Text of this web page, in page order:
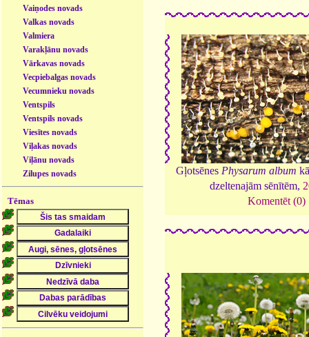
Vaiņodes novads
Valkas novads
Valmiera
Varakļānu novads
Vārkavas novads
Vecpiebalgas novads
Vecumnieku novads
Ventspils
Ventspils novads
Viesītes novads
Viļakas novads
Viļānu novads
Zilupes novads
Tēmas
Gļotsēnes Physarum album
dzeltenajām sēnītēm,
Komentēt (0)